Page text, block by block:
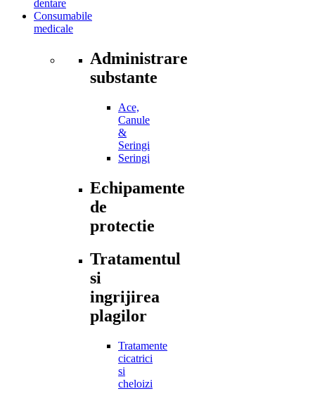
dentare
Consumabile
medicale
Administrare
substante
Ace,
Canule
&
Seringi
Seringi
Echipamente
de
protectie
Tratamentul
si
ingrijirea
plagilor
Tratamente
cicatrici
si
cheloizi